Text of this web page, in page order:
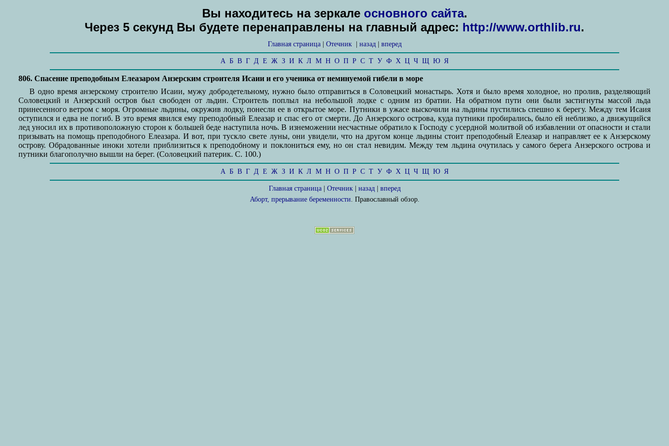
Вы находитесь на зеркале основного сайта.
Через 5 секунд Вы будете перенаправлены на главный адрес: http://www.orthlib.ru.
Главная страница| Отечник| назад| вперед
А Б В Г Д Е Ж З И К Л М Н О П Р С Т У Ф Х Ц Ч Щ Ю Я
806. Спасение преподобным Елеазаром Анзерским строителя Исаии и его ученика от неминуемой гибели в море
В одно время анзерскому строителю Исаии, мужу добродетельному, нужно было отправиться в Соловецкий монастырь. Хотя и было время холодное, но пролив, разделяющий
Соловецкий и Анзерский остров был свободен от льдин. Строитель поплыл на небольшой лодке с одним из братии. На обратном пути они были застигнуты массой льда
принесенного ветром с моря. Огромные льдины, окружив лодку, понесли ее в открытое море. Путники в ужасе выскочили на льдины пустились спешно к берегу. Между тем Исаия
оступился и едва не погиб. В это время явился ему преподобный Елеазар и спас его от смерти. До Анзерского острова, куда путники пробирались, было ей неблизко, а движущийся
лед уносил их в противоположную сторон к большей беде наступила ночь. В изнеможении несчастные обратило к Господу с усердной молитвой об избавлении от опасности и стали
призывать на помощь преподобного Елеазара. И вот, при тускло свете луны, они увидели, что на другом конце льдины стоит преподобный Елеазар и направляет ее к Анзерскому
острову. Обрадованные иноки хотели приблизиться к преподобному и поклониться ему, но он стал невидим. Между тем льдина очутилась у самого берега Анзерского острова и
путники благополучно вышли на берег. (Соловецкий патерик. С. 100.)
А Б В Г Д Е Ж З И К Л М Н О П Р С Т У Ф Х Ц Ч Щ Ю Я
Главная страница| Отечник| назад| вперед
Аборт, прерывание беременности . Православный обзор.